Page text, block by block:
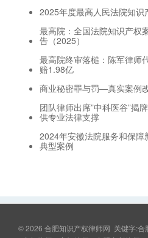
2025年度最高人民法院知
最高院：全国法院知识产权
告（2025）
最高院终审落槌：陈军律师
赔1.98亿
商业秘密罪与罚—真实案例
团队律师出席”中科医谷”揭
供专业法律支撑
2024年安徽法院服务和保
典型案例
© 2026 合肥知识产权律师网 关键字:合